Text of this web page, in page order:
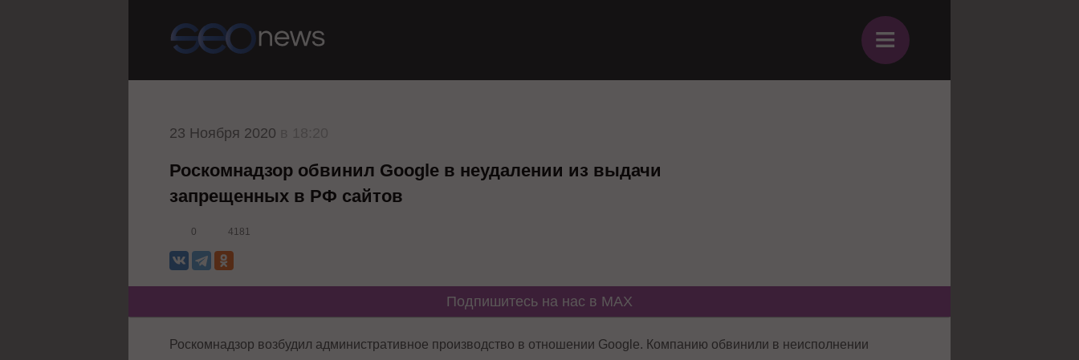
≡
23 Ноября 2020
Роскомнадзор обвинил Google в неудалении из выдачи
запрещенных в РФ сайтов
0 4181
Подпишитесь на нас в MAX
Роскомнадзор возбудил административное производство в отношении Google. Компанию обвинили в неисполнении